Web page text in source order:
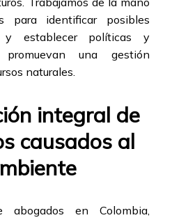
para identificar posibles
y establecer políticas y
promuevan una gestión
naturales.
integral de
causados al
en Colombia,